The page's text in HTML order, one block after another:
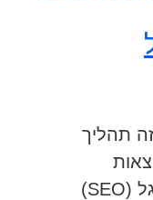
תהליך
מיידיות? קידום אתר בגוגל (SEO)